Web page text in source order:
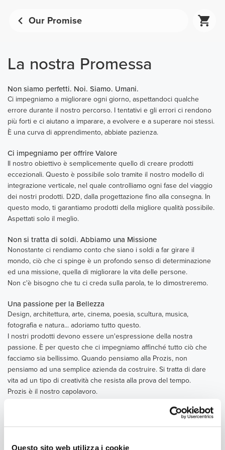
Questo sito web utilizza i cookie
Our Promise
La nostra Promessa
Non siamo perfetti. Noi. Siamo. Umani.
Ci impegniamo a migliorare ogni giorno, aspettandoci qualche
errore durante il nostro percorso. I tentativi e gli errori ci rendono
più forti e ci aiutano a imparare, a evolvere e a superare noi stessi.
È una curva di apprendimento, abbiate pazienza.
Ci impegniamo per offrire Valore
Il nostro obiettivo è semplicemente quello di creare prodotti
eccezionali. Questo è possibile solo tramite il nostro modello di
integrazione verticale, nel quale controlliamo ogni fase del viaggio
dei nostri prodotti. D2D, dalla progettazione fino alla consegna. In
questo modo, ti garantiamo prodotti della migliore qualità possibile.
Aspettati solo il meglio.
Non si tratta di soldi. Abbiamo una Missione
Nonostante ci rendiamo conto che siano i soldi a far girare il
mondo, ciò che ci spinge è un profondo senso di determinazione
ed una missione, quella di migliorare la vita delle persone.
Non c'è bisogno che tu ci creda sulla parola, te lo dimostreremo.
Una passione per la Bellezza
Design, architettura, arte, cinema, poesia, scultura, musica,
fotografia e natura... adoriamo tutto questo.
I nostri prodotti devono essere un'espressione della nostra
passione. È per questo che ci impegniamo affinché tutto ciò che
facciamo sia bellissimo. Quando pensiamo alla Prozis, non
pensiamo ad una semplice azienda da costruire. Si tratta di dare
vita ad un tipo di creatività che resista alla prova del tempo.
Prozis è il nostro capolavoro.
non vediamo l'ora che il futuro arrivi.